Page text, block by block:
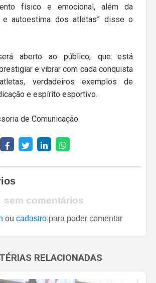
físico e emocional, além da
e autoestima dos atletas” disse o
aberto ao público, que está
e vibrar com cada conquista
verdadeiros exemplos de
e espírito esportivo.
de Comunicação
sem comentários
ou cadastropara poder comentar
RELACIONADAS